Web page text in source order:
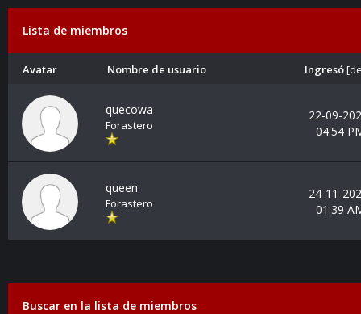
Lista de miembros
Avatar Nombre de usuario Ingresó[
quecowa
Forastero
22-09-
04:54
queen
Forastero
24-11-
01:39
Buscar en la lista de miembros